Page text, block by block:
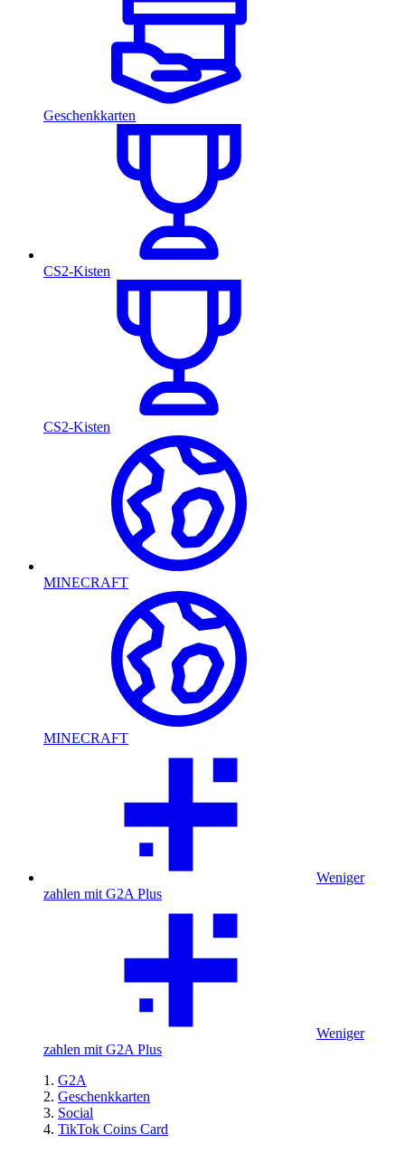
Geschenkkarten
CS2-Kisten
CS2-Kisten
MINECRAFT
MINECRAFT
Weniger
zahlen mit G2A Plus
Weniger
zahlen mit G2A Plus
G2A
Geschenkkarten
Social
TikTok Coins Card